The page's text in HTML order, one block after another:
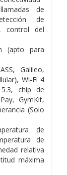
de
de
control del
(apto para
Galileo,
Wi-Fi 4
chip de
GymKit,
(Solo
de
de
relativa
máxima